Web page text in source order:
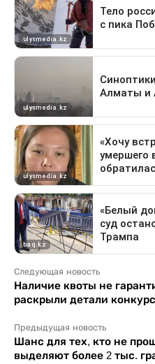
Следующая новость
Наличие квоты не
раскрыли детали
Предыдущая новость
Шанс для тех, кто не
выделяют более 2 тыс.